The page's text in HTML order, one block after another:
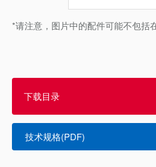
*请注意，图片中的配件可能不包括
下载目录
技术规格(PDF)